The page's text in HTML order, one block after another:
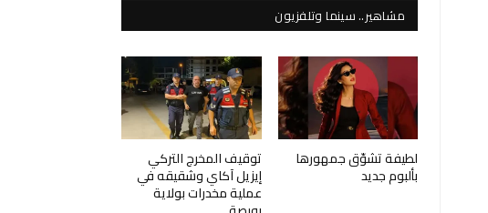
مشاهير.. سينما وتلفزيون
لطيفة تشوّق جمهورها
بألبوم جديد
توقيف المخرج التركي
إيزيل آكاي وشقيقه في
عملية مخدرات بولاية